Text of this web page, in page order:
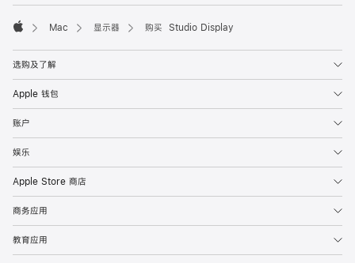
Mac 显示器 购买 Studio Display
选购及了解
Apple 钱包
账户
娱乐
Apple Store 商店
商务应用
教育应用